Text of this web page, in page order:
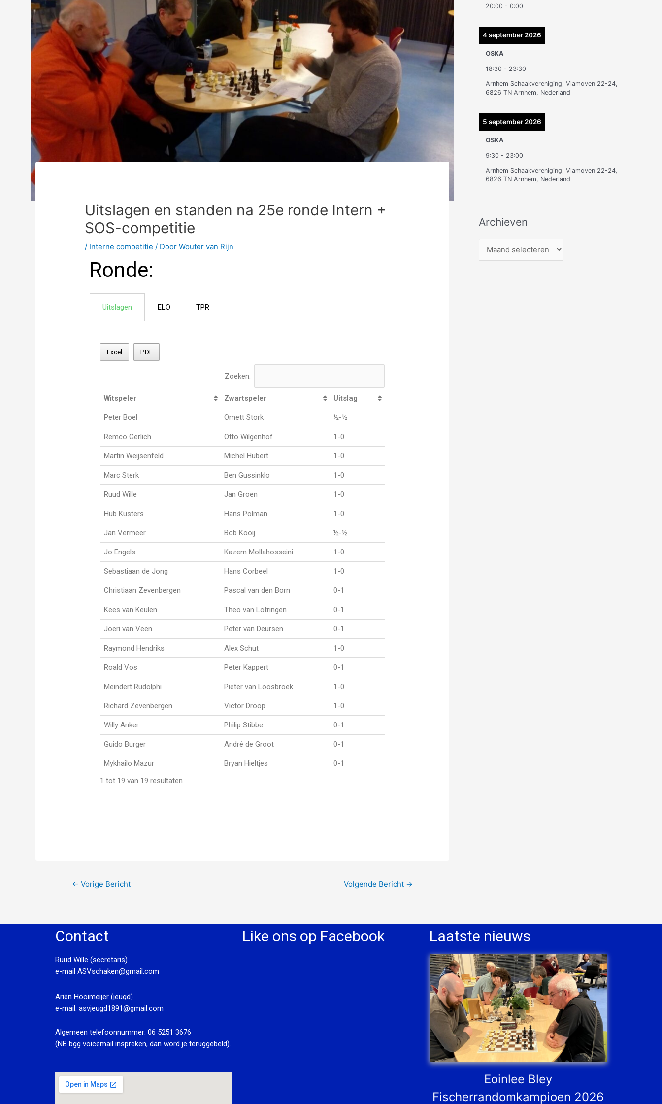
Uitslagen en standen na 25e ronde Intern +
SOS-competitie
/ Interne competitie / DoorWouter van Rijn
Ronde:
Uitslagen ELO TPR
Excel PDF
Zoeken:
Witspeler Zwartspeler Uitslag
Peter Boel Ornett Stork ½-½
Remco Gerlich Otto Wilgenhof 1-0
Martin Weijsenfeld Michel Hubert 1-0
Marc Sterk Ben Gussinklo 1-0
Ruud Wille Jan Groen 1-0
Hub Kusters Hans Polman 1-0
Jan Vermeer Bob Kooij ½-½
Jo Engels Kazem Mollahosseini 1-0
Sebastiaan de Jong Hans Corbeel 1-0
Christiaan Zevenbergen Pascal van den Born 0-1
Kees van Keulen Theo van Lotringen 0-1
Joeri van Veen Peter van Deursen 0-1
Raymond Hendriks Alex Schut 1-0
Roald Vos Peter Kappert 0-1
Meindert Rudolphi Pieter van Loosbroek 1-0
Richard Zevenbergen Victor Droop 1-0
Willy Anker Philip Stibbe 0-1
Guido Burger André de Groot 0-1
Mykhailo Mazur Bryan Hieltjes
0-1
1 tot 19 van 19 resultaten
← Vorige Bericht Volgende Bericht →
20:00 - 0:00
4 september 2026
OSKA
18:30 - 23:30
Arnhem Schaakvereniging, Vlamoven 22-24,
6826 TN Arnhem, Nederland
5 september 2026
OSKA
9:30 - 23:00
Arnhem Schaakvereniging, Vlamoven 22-24,
6826 TN Arnhem, Nederland
Archieven
Contact
Ruud Wille (secretaris)
e-mail ASVschaken@gmail.com
Ariën Hooimeijer (jeugd)
e-mail: asvjeugd1891@gmail.com
Algemeen telefoonnummer: 06 5251 3676
(NB bgg voicemail inspreken, dan word je teruggebeld).
Like ons op Facebook Laatste nieuws
Eoinlee Bley
Fischerrandomkampioen 2026